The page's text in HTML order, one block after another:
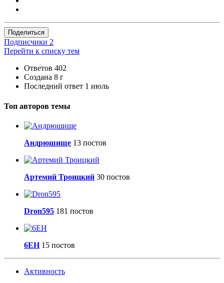
Поделиться
Подписчики 2
Перейти к списку тем
Ответов 402
Создана 8 г
Последний ответ 1 июль
Топ авторов темы
Андрюшище 13 постов
Артемий Троицкий 30 постов
Dron595 181 постов
6EH 15 постов
Активность